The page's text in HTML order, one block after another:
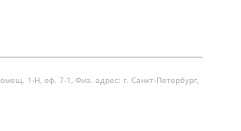
1-Н, оф. 7-1, Физ. адрес: г. Санкт-Петербург,